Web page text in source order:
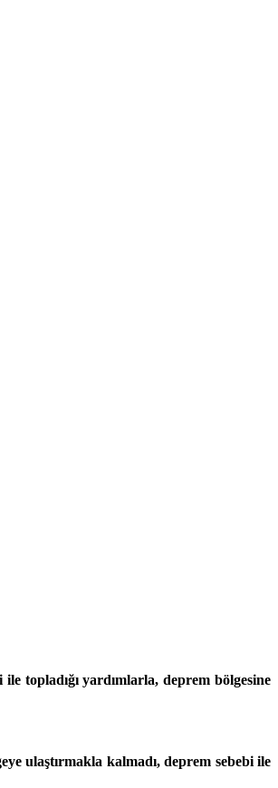
topladığı yardımlarla, deprem bölgesine
ulaştırmakla kalmadı, deprem sebebi ile